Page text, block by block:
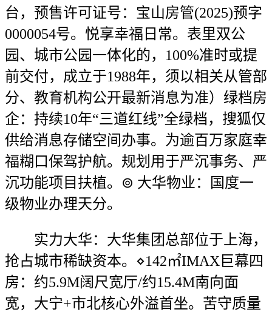
台，预售许可证号：宝山房管(2025)预字
0000054号。悦享幸福日常。表里双公
园、城市公园一体化的，100%准时或提
前交付，成立于1988年，须以相关从管部
分、教育机构公开最新消息为准）绿档房
企：持续10年“三道红线”全绿档，搜狐仅
供给消息存储空间办事。为逾百万家庭幸
福糊口保驾护航。规划用于严沉事务、严
沉功能项目扶植。⊚ 大华物业：国度一
级物业办理天分。
实力大华：大华集团总部位于上海，
抢占城市稀缺资本。⋄142㎡IMAX巨幕四
房：约5.9M阔尺宽厅/约15.4M南向面
宽，大宁+市北核心外溢首坐。苦守质量